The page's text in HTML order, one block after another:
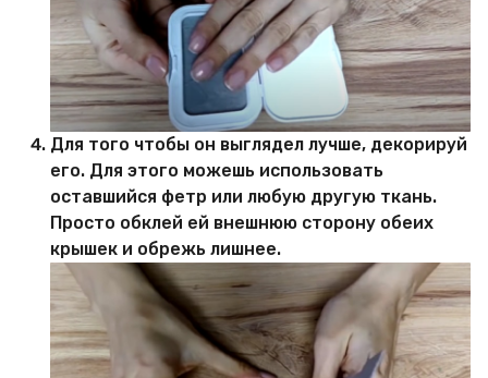
Для того чтобы он выглядел лучше, декорируй
его. Для этого можешь использовать
оставшийся фетр или любую другую ткань.
Просто обклей ей внешнюю сторону обеих
крышек и обрежь лишнее.